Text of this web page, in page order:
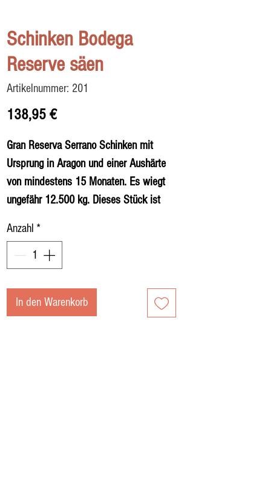
Schinken Bodega
Reserve säen
Artikelnummer: 201
138,95 €Preis
Gran Reserva Serrano Schinken mit
Ursprung in Aragon und einer Aushärte
von mindestens 15 Monaten. Es wiegt
ungefähr 12.500 kg. Dieses Stück ist
Duroc-Schwein, bei dem immer große
Mutterfrauen ausgewählt wurden. Somit
verleiht dieses Kreuz dem Stück die
Schinkeninfiltration, Körnung und Süße.
Anzahl *
In den Warenkorb